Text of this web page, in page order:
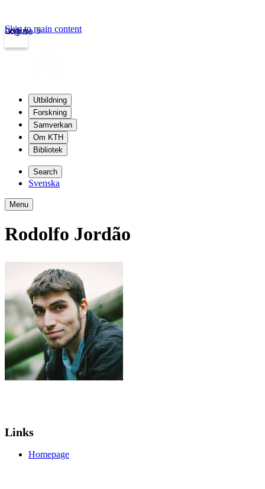
kth.se
Login
Skip to main content
Utbildning
Forskning
Samverkan
Om KTH
Bibliotek
Search
Svenska
Menu
Rodolfo Jordão
Links
Homepage